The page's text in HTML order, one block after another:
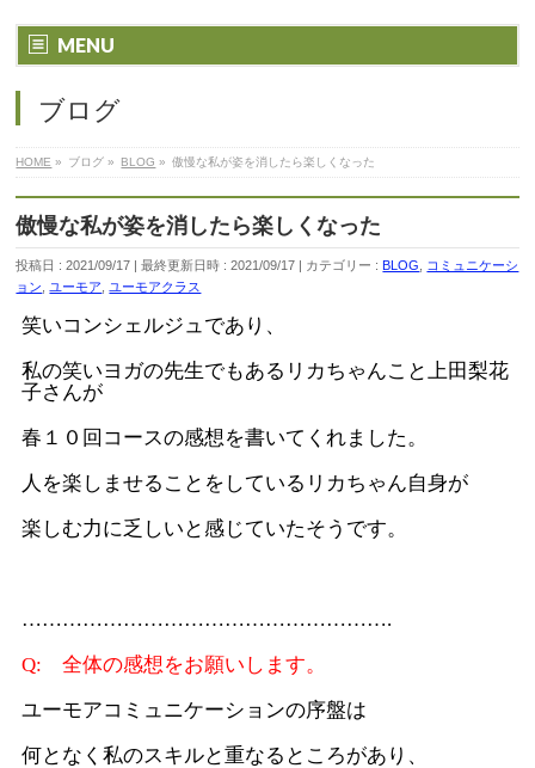
MENU
ブログ
HOME » ブログ » BLOG » 傲慢な私が姿を消したら楽しくなった
傲慢な私が姿を消したら楽しくなった
投稿日 : 2021/09/17 最終更新日時 : 2021/09/17 カテゴリー :BLOG
コミュニケーシ
ョン
ユーモア ユーモアクラス
笑いコンシェルジュであり、
私の笑いヨガの先生でもあるリカちゃんこと上田梨花
子さんが
春１０回コースの感想を書いてくれました。
人を楽しませることをしているリカちゃん自身が
楽しむ力に乏しいと感じていたそうです。
……………………………………………….
Q: 全体の感想をお願いします。
ユーモアコミュニケーションの序盤は
何となく私のスキルと重なるところがあり、